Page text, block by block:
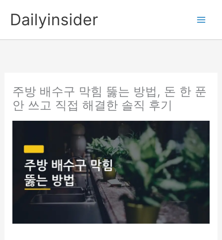
Dailyinsider
주방 배수구 막힘 뚫는 방법, 돈 한 푼
안 쓰고 직접 해결한 솔직 후기